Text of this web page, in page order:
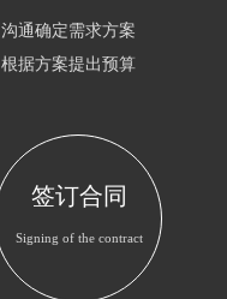
沟通确定需求方案
根据方案提出预算
签订合同
Signing of the contract